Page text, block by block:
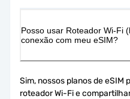
Posso usar Roteador Wi-Fi
conexão com meu eSIM?
Sim, nossos planos de
roteador Wi-Fi e